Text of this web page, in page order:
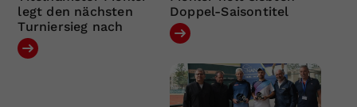
legt den nächsten
Turniersieg nach
Doppel-Saisontitel